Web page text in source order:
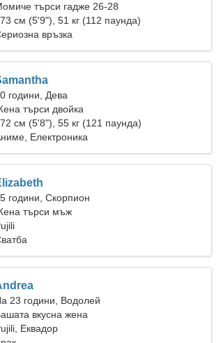
търси гадже 26-28
см (5'9"), 51 кг (112 паунда)
връзка
години, Дева
търси двойка
см (5'8"), 55 кг (121 паунда)
Електроника
години, Скорпион
търси мъж
23 години, Водолей
вкусна жена
Еквадор